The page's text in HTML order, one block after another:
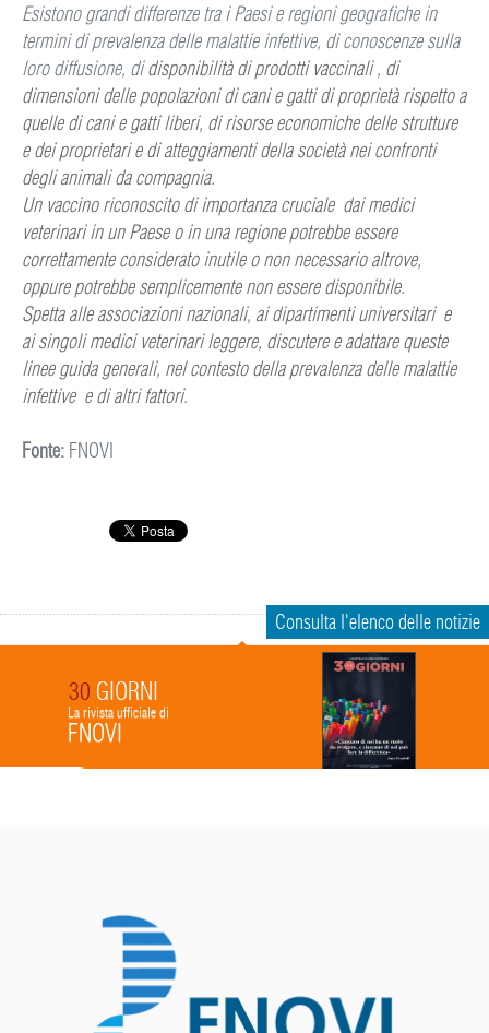
Esistono grandi differenze tra i Paesi e regioni geografiche in
termini di prevalenza delle malattie infettive, di conoscenze sulla
loro diffusione, didisponibilità diprodotti vaccinali , di
dimensioni delle popolazioni di cani e gatti di proprietà rispetto a
quelle di cani e gatti liberi, di risorse economiche delle strutture
e dei proprietari e di atteggiamenti della società nei confronti
degli animali da compagnia.
Un vaccino riconoscito di importanza cruciale dai medici
veterinari in un Paese o in una regione potrebbe essere
correttamente considerato inutile o non necessario altrove,
oppure potrebbe semplicemente non essere disponibile.
Spetta alle associazioni nazionali, ai dipartimenti universitari e
ai singoli medici veterinari leggere, discutere e adattare queste
linee guida generali, nel contesto della prevalenza delle malattie
infettive e di altri fattori.
Fonte: FNOVI
Consulta l'elenco delle notizie
30 GIORNI
La rivista ufficiale di
FNOVI